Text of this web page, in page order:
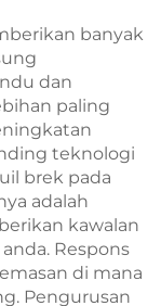
banyak
dan
paling
teknologi
brek pada
adalah
kawalan
Respons
di mana
Pengurusan